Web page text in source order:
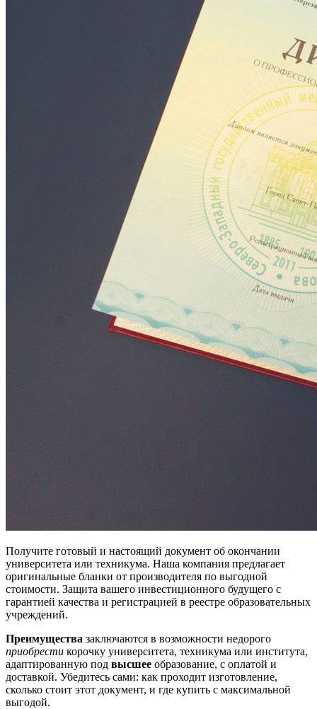
Получите готовый и настоящий документ об окончании
университета или техникума. Наша компания предлагает
оригинальные бланки от производителя по выгодной
стоимости. Защита вашего инвестиционного будущего с
гарантией качества и регистрацией в реестре образовательных
учреждений.
Преимущества заключаются в возможности недорого
приобрести корочку университета, техникума или института,
адаптированную под высшее образование, с оплатой и
доставкой. Убедитесь сами: как проходит изготовление,
сколько стоит этот документ, и где купить с максимальной
выгодой.